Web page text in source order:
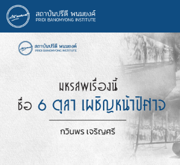
ข้าม
ไป
ยัง
เนื้อหา